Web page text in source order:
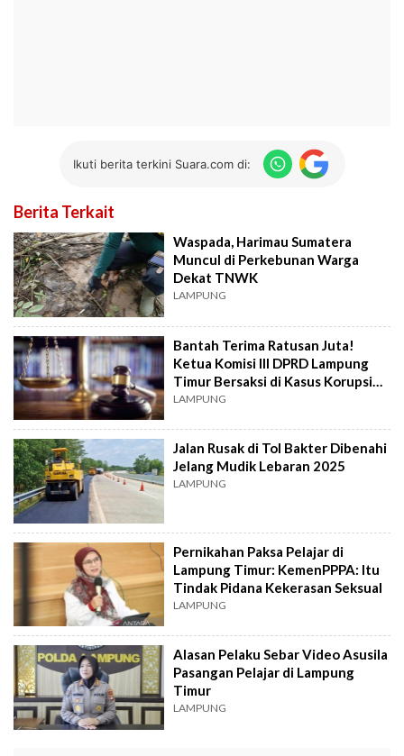
Ikuti berita terkini Suara.com di:
Berita Terkait
Waspada, Harimau Sumatera
Muncul di Perkebunan Warga
Dekat TNWK
LAMPUNG
Bantah Terima Ratusan Juta!
Ketua Komisi III DPRD Lampung
Timur Bersaksi di Kasus Korupsi
Bendungan Margatiga
LAMPUNG
Jalan Rusak di Tol Bakter Dibenahi
Jelang Mudik Lebaran 2025
LAMPUNG
Pernikahan Paksa Pelajar di
Lampung Timur: KemenPPPA: Itu
Tindak Pidana Kekerasan Seksual
LAMPUNG
Alasan Pelaku Sebar Video Asusila
Pasangan Pelajar di Lampung
Timur
LAMPUNG